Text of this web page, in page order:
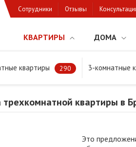
Сотрудники Отзывы
КВАРТИРЫ ДОМА
квартиры 290 3-комнатные
трехкомнатной квартиры в Бресте, ул.
квартиры в
Это